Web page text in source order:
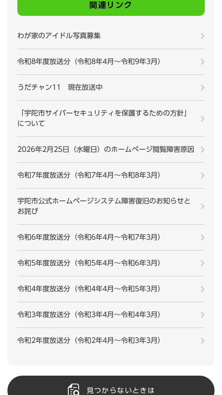
関連リンク
わが家のアイドル写真募集
令和8年度放送分（令和8年4月～令和9年3月）
うだチャン11 現在放送中
「宇陀市サイバーセキュリティを保護するための方針」
について
2026年2月25日（水曜日）のホームページ閲覧障害原因
令和7年度放送分（令和7年4月～令和8年3月）
宇陀市公式ホームページシステム障害復旧のお知らせと
お詫び
令和6年度放送分（令和6年4月～令和7年3月）
令和5年度放送分（令和5年4月～令和6年3月）
令和4年度放送分（令和4年4月～令和5年3月）
令和3年度放送分（令和3年4月～令和4年3月）
令和2年度放送分（令和2年4月～令和3年3月）
見つからないときは